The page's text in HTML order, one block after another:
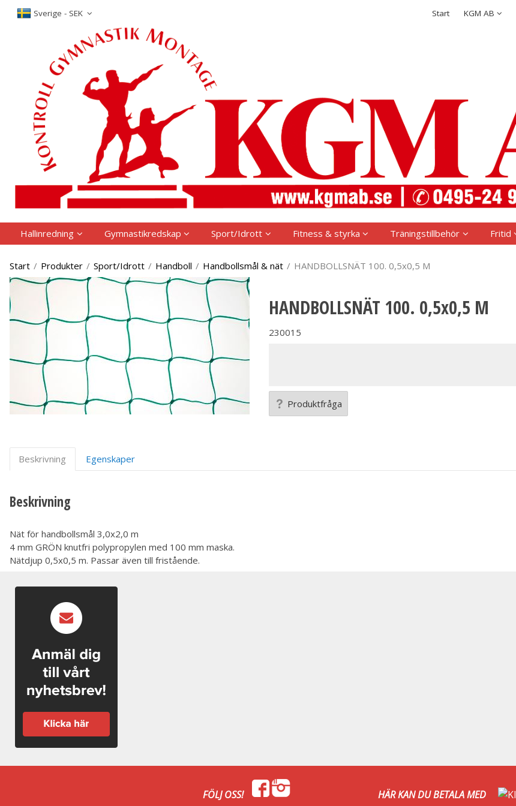
Sverige - SEK Start KGM AB
Integritetspolicy
Kom ihåg mig
Glömt ditt lösenord?
Skapa nytt konto
Hallinredning Gymnastikredskap Sport/Idrott Fitness & styrka Träningstillbehör Fritid
Start / Produkter / Sport/Idrott / Handboll / Handbollsmål & nät / HANDBOLLSNÄT 100. 0,5x0,5 M
HANDBOLLSNÄT 100. 0,5x0,5 M
230015
Produktfråga
Beskrivning Egenskaper
Beskrivning
Nät för handbollsmål 3,0x2,0 m
4 mm GRÖN knutfri polypropylen med 100 mm maska.
Nätdjup 0,5x0,5 m. Passar även till fristående.
FÖLJ OSS! HÄR KAN DU BETALA MED